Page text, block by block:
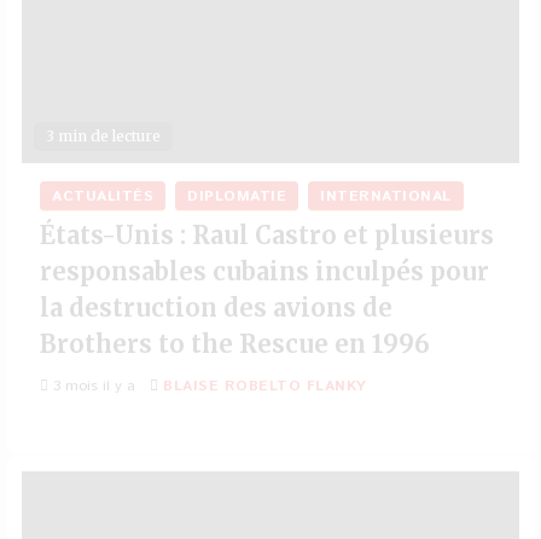
3 min de lecture
ACTUALITÉS DIPLOMATIE INTERNATIONAL
États-Unis : Raul Castro et plusieurs
responsables cubains inculpés pour
la destruction des avions de
Brothers to the Rescue en 1996
3 mois il y a BLAISE ROBELTO FLANKY